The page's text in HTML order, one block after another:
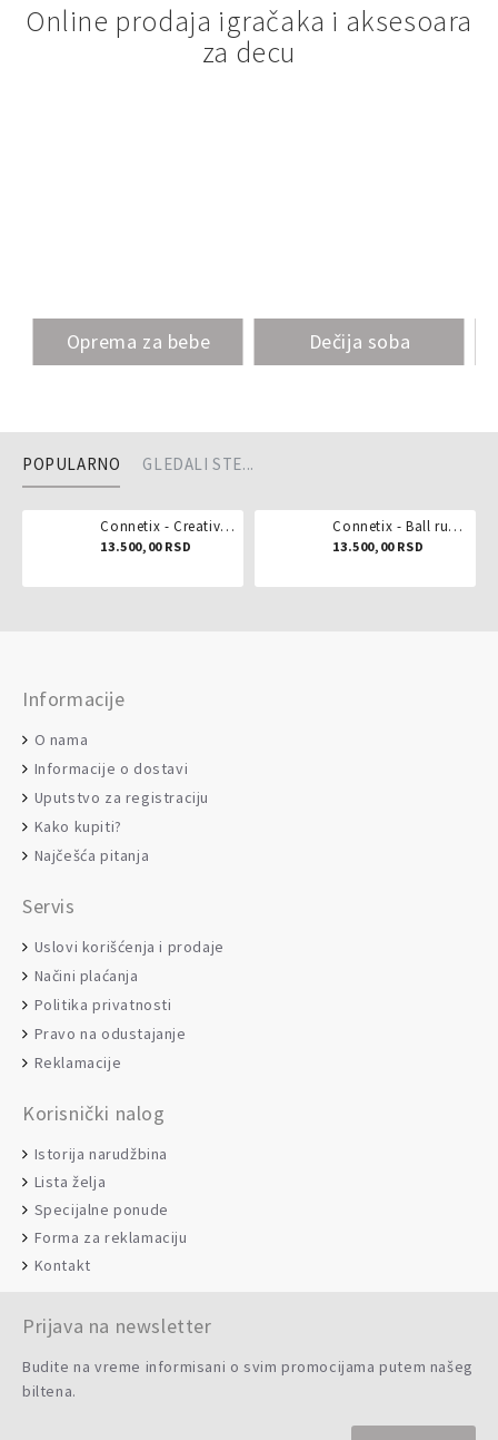
Online prodaja igračaka i aksesoara
za decu
Oprema za bebe Dečija soba
POPULARNO GLEDALI STE...
Connetix - Creative pack 102 dela
13.500,00 RSD
Connetix - Ball run pastel 106 delova
13.500,00 RSD
Informacije
O nama
Informacije o dostavi
Uputstvo za registraciju
Kako kupiti?
Najčešća pitanja
Servis
Uslovi korišćenja i prodaje
Načini plaćanja
Politika privatnosti
Pravo na odustajanje
Reklamacije
Korisnički nalog
Istorija narudžbina
Lista želja
Specijalne ponude
Forma za reklamaciju
Kontakt
Prijava na newsletter
Budite na vreme informisani o svim promocijama putem našeg
biltena.